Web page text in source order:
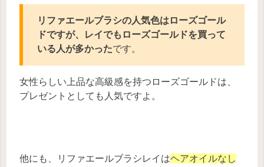
リファエールブラシの人気色はローズゴール
ドですが、レイでもローズゴールドを買って
いる人が多かったです。
女性らしい上品な高級感を持つローズゴールドは、
プレゼントとしても人気ですよ。
他にも、リファエールブラシレイはヘアオイルなし